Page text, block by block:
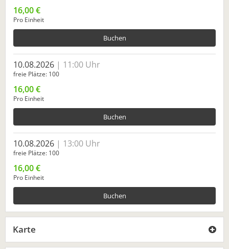
16,00 €
Pro Einheit
Buchen
10.08.2026 11:00 Uhr
freie Plätze 100
16,00 €
Pro Einheit
Buchen
10.08.2026 13:00 Uhr
freie Plätze 100
16,00 €
Pro Einheit
Buchen
Karte